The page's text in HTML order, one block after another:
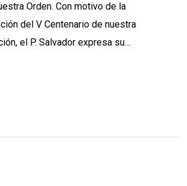
Orden. Con motivo de la
del V Centenario de nuestra
el P. Salvador expresa su…